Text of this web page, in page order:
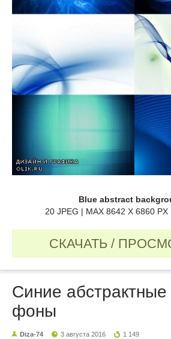
Blue abstract
20 JPEG | MAX 8642 X 6860 PX
СКАЧАТЬ /
Синие
фоны
Diza-74 3 августа 2016 1 149